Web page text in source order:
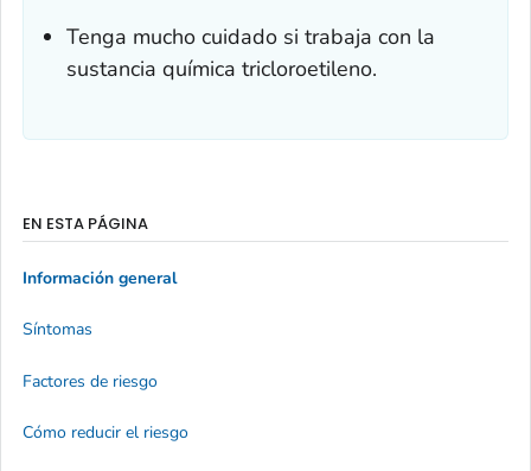
Tenga mucho cuidado si trabaja con la
sustancia química tricloroetileno.
EN ESTA PÁGINA
Información general
Síntomas
Factores de riesgo
Cómo reducir el riesgo